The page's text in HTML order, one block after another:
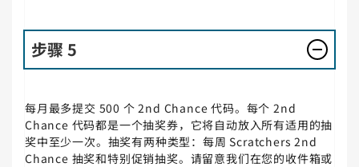
步骤 5
每月最多提交 500 个 2nd Chance 代码。每个 2nd
Chance 代码都是一个抽奖券，它将自动放入所有适用的抽
奖中至少一次。抽奖有两种类型：每周 Scratchers 2nd
Chance 抽奖和特别促销抽奖。请留意我们在您的收件箱或